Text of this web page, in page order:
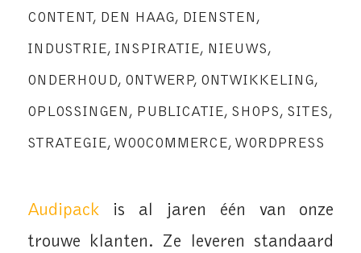
CONTENT, DEN HAAG, DIENSTEN ,
INDUSTRIE, INSPIRATIE, NIEUWS,
ONDERHOUD, ONTWERP, ONTWIKKELING,
OPLOSSINGEN , PUBLICATIE, SHOPS, SITES,
STRATEGIE, WOOCOMMERCE, WORDPRESS
Audipack is al jaren één van onze
trouwe klanten. Ze leveren standaard